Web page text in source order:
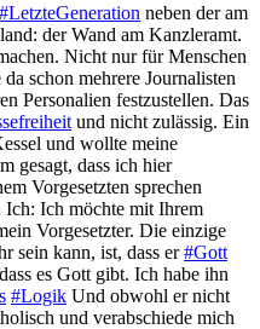
#LetzteGeneration neben der am
der Wand am Kanzleramt.
Nicht nur für Menschen
schon mehrere Journalisten
Personalien festzustellen. Das
und nicht zulässig. Ein
und wollte meine
gesagt, dass ich hier
Vorgesetzten sprechen
Ich: Ich möchte mit Ihrem
Vorgesetzter. Die einzige
sein kann, ist, dass er#Gott
es Gott gibt. Ich habe ihn
#Logik Und obwohl er nicht
und verabschiede mich